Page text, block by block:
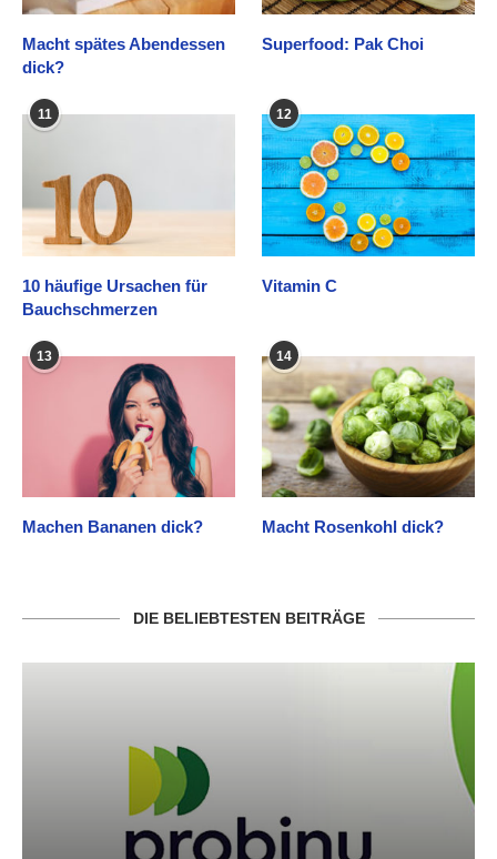
Macht spätes Abendessen
dick?
Superfood: Pak Choi
11
10 häufige Ursachen für
Bauchschmerzen
12
Vitamin C
13
Machen Bananen dick?
14
Macht Rosenkohl dick?
DIE BELIEBTESTEN BEITRÄGE